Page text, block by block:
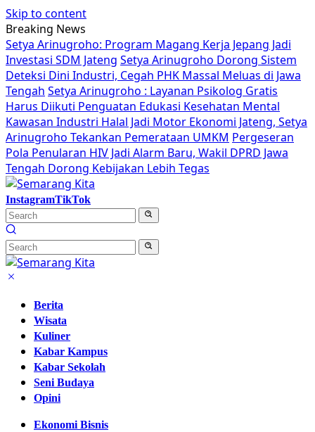
Skip to content
Breaking News
Setya Arinugroho: Program Magang Kerja Jepang Jadi
Investasi SDM Jateng Setya Arinugroho Dorong Sistem
Deteksi Dini Industri, Cegah PHK Massal Meluas di Jawa
Tengah Setya Arinugroho : Layanan Psikolog Gratis
Harus Diikuti Penguatan Edukasi Kesehatan Mental
Kawasan Industri Halal Jadi Motor Ekonomi Jateng, Setya
Arinugroho Tekankan Pemerataan UMKM Pergeseran
Pola Penularan HIV Jadi Alarm Baru, Wakil DPRD Jawa
Tengah Dorong Kebijakan Lebih Tegas
InstagramTikTok
Berita
Wisata
Kuliner
Kabar Kampus
Kabar Sekolah
Seni Budaya
Opini
Ekonomi Bisnis